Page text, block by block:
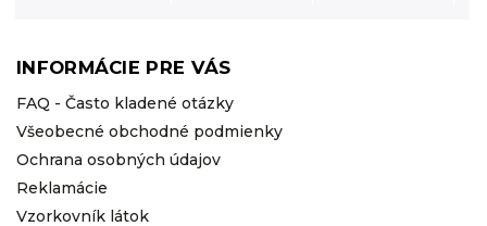
INFORMÁCIE PRE VÁS
FAQ - Často kladené otázky
Všeobecné obchodné podmienky
Ochrana osobných údajov
Reklamácie
Vzorkovník látok